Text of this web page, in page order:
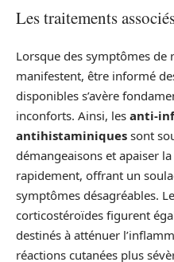
Les traitements
Lorsque des symptômes de
manifestent, être informé
disponibles s’avère
inconforts. Ainsi, les anti-
antihistaminiques sont
démangeaisons et apaiser
rapidement, offrant un
symptômes désagréables.
corticostéroïdes figurent
destinés à atténuer
réactions cutanées plus